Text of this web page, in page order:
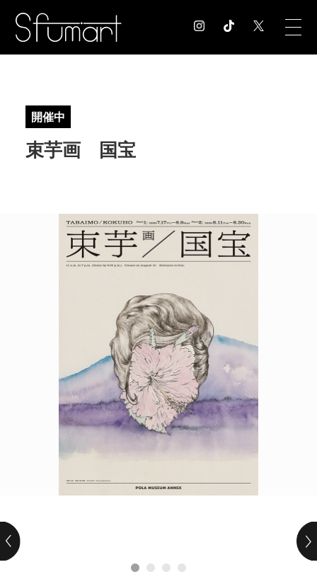
EXHIBITION
NEWS お知らせ
CONTACT お問合せ
POLICY COMPANY
開催中
束芋画 国宝